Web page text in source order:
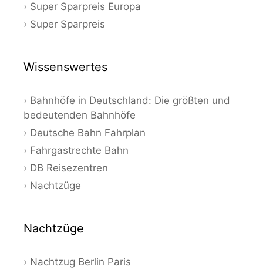
Super Sparpreis Europa
Super Sparpreis
Wissenswertes
Bahnhöfe in Deutschland: Die größten und
bedeutenden Bahnhöfe
Deutsche Bahn Fahrplan
Fahrgastrechte Bahn
DB Reisezentren
Nachtzüge
Nachtzüge
Nachtzug Berlin Paris